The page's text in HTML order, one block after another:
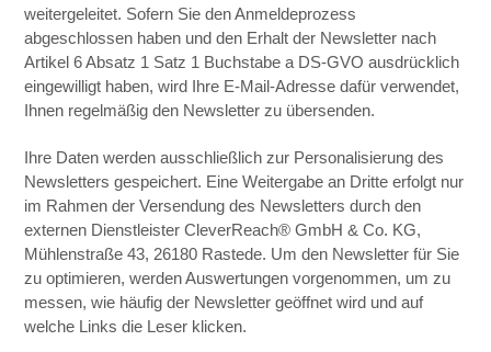
weitergeleitet. Sofern Sie den Anmeldeprozess
abgeschlossen haben und den Erhalt der Newsletter nach
Artikel 6 Absatz 1 Satz 1 Buchstabe a DS-GVO ausdrücklich
eingewilligt haben, wird Ihre E-Mail-Adresse dafür verwendet,
Ihnen regelmäßig den Newsletter zu übersenden.
Ihre Daten werden ausschließlich zur Personalisierung des
Newsletters gespeichert. Eine Weitergabe an Dritte erfolgt nur
im Rahmen der Versendung des Newsletters durch den
externen Dienstleister CleverReach® GmbH & Co. KG,
Mühlenstraße 43, 26180 Rastede. Um den Newsletter für Sie
zu optimieren, werden Auswertungen vorgenommen, um zu
messen, wie häufig der Newsletter geöffnet wird und auf
welche Links die Leser klicken.